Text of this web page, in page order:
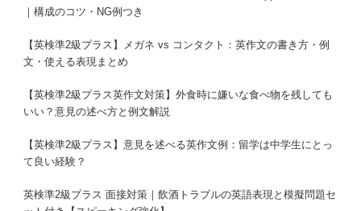
｜構成のコツ・NG例つき
【英検準2級プラス】メガネ vs コンタクト：英作文の書き方・例
文・使える表現まとめ
【英検準2級プラス英作文対策】外食時に嫌いな食べ物を残しても
いい？意見の述べ方と例文解説
【英検準2級プラス】意見を述べる英作文例：留学は中学生にとっ
て良い経験？
英検準2級プラス 面接対策｜飲酒トラブルの英語表現と模擬問題セ